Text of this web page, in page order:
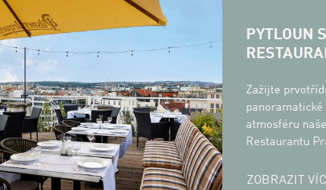
PYTLOUN
Zažijte
panoramatické
atmosféru
Restaurantu
ZOBRAZIT